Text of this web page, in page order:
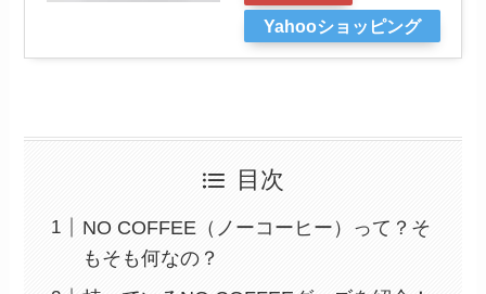
Yahooショッピング
目次
NO COFFEE（ノーコーヒー）って？そ
もそも何なの？